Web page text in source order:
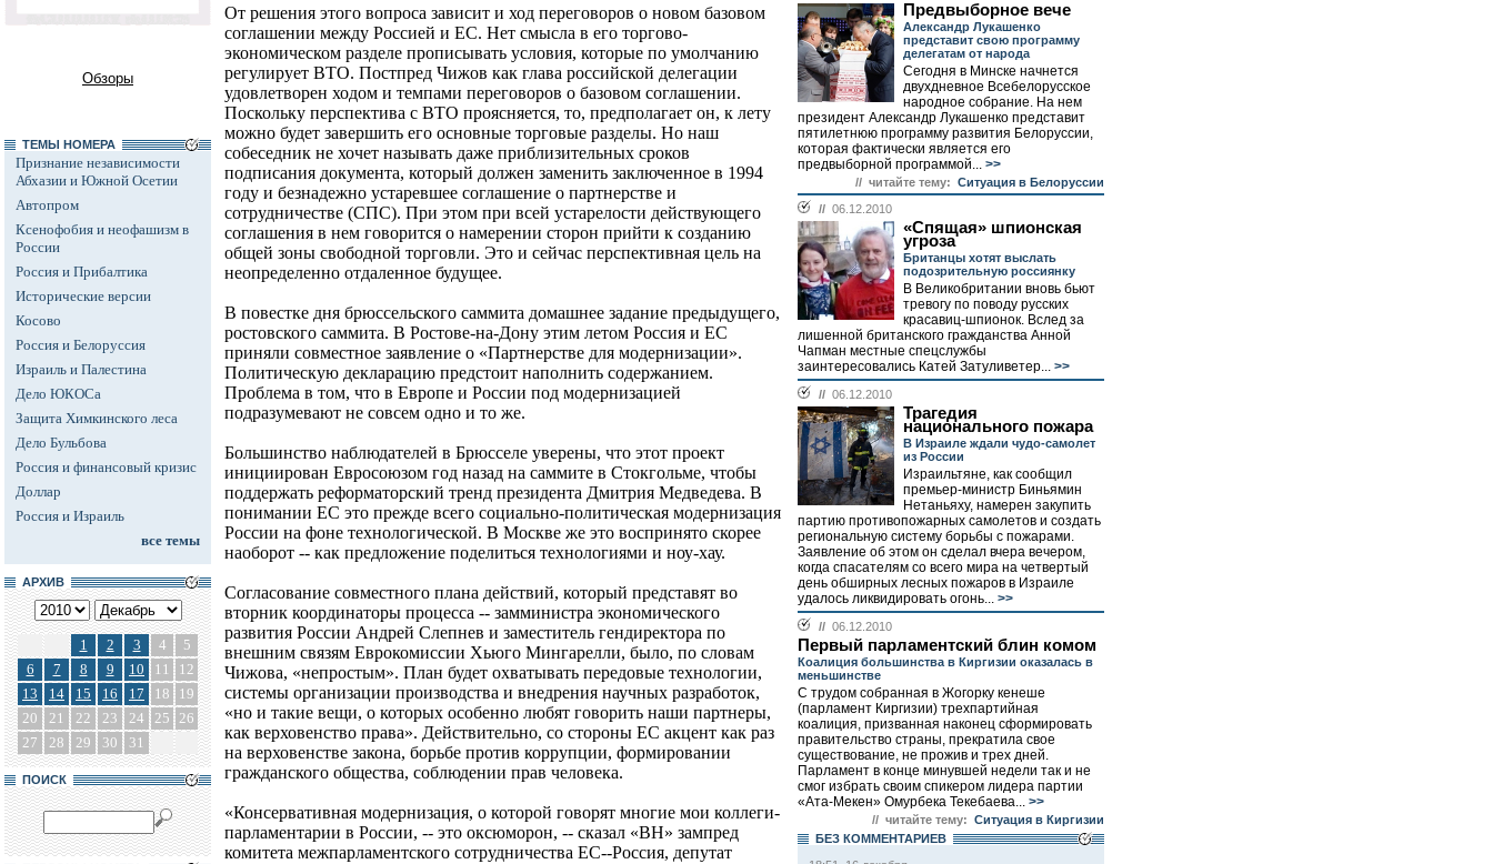
Обзоры
ТЕМЫ НОМЕРА
Признание независимости
Абхазии и Южной Осетии
Автопром
Ксенофобия и неофашизм в
России
Россия и Прибалтика
Исторические версии
Косово
Россия и Белоруссия
Израиль и Палестина
Дело ЮКОСа
Защита Химкинского леса
Дело Бульбова
Россия и финансовый кризис
Доллар
Россия и Израиль
все темы
АРХИВ
1 2 3 4
5
6
7 8 9 10 11
12
13
14 15 16 17 18
19
20
21 22 23 24 25 26
27
28 29 30 31
ПОИСК
От решения этого вопроса зависит и ход переговоров о новом базовом
соглашении между Россией и ЕС. Нет смысла в его торгово-
экономическом разделе прописывать условия, которые по умолчанию
регулирует ВТО. Постпред Чижов как глава российской делегации
удовлетворен ходом и темпами переговоров о базовом соглашении.
Поскольку перспектива с ВТО проясняется, то, предполагает он, к лету
можно будет завершить его основные торговые разделы. Но наш
собеседник не хочет называть даже приблизительных сроков
подписания документа, который должен заменить заключенное в 1994
году и безнадежно устаревшее соглашение о партнерстве и
сотрудничестве (СПС). При этом при всей устарелости действующего
соглашения в нем говорится о намерении сторон прийти к созданию
общей зоны свободной торговли. Это и сейчас перспективная цель на
неопределенно отдаленное будущее.
В повестке дня брюссельского саммита домашнее задание предыдущего,
ростовского саммита. В Ростове-на-Дону этим летом Россия и ЕС
приняли совместное заявление о «Партнерстве для модернизации».
Политическую декларацию предстоит наполнить содержанием.
Проблема в том, что в Европе и России под модернизацией
подразумевают не совсем одно и то же.
Большинство наблюдателей в Брюсселе уверены, что этот проект
инициирован Евросоюзом год назад на саммите в Стокгольме, чтобы
поддержать реформаторский тренд президента Дмитрия Медведева. В
понимании ЕС это прежде всего социально-политическая модернизация
России на фоне технологической. В Москве же это воспринято скорее
наоборот -- как предложение поделиться технологиями и ноу-хау.
Согласование совместного плана действий, который представят во
вторник координаторы процесса -- замминистра экономического
развития России Андрей Слепнев и заместитель гендиректора по
внешним связям Еврокомиссии Хьюго Мингарелли, было, по словам
Чижова, «непростым». План будет охватывать передовые технологии,
системы организации производства и внедрения научных разработок,
«но и такие вещи, о которых особенно любят говорить наши партнеры,
как верховенство права». Действительно, со стороны ЕС акцент как раз
на верховенстве закона, борьбе против коррупции, формировании
гражданского общества, соблюдении прав человека.
«Консервативная модернизация, о которой говорят многие мои коллеги-
парламентарии в России, -- это оксюморон, -- сказал «ВН» зампред
комитета межпарламентского сотрудничества ЕС--Россия, депутат
Предвыборное вече
Александр Лукашенко
представит свою программу
делегатам от народа
Сегодня в Минске начнется
двухдневное Всебелорусское
народное собрание. На нем
президент Александр Лукашенко представит
пятилетнюю программу развития Белоруссии,
которая фактически является его
предвыборной программой... >>
// читайте тему: Ситуация в Белоруссии
// 06.12.2010
«Спящая» шпионская
угроза
Британцы хотят выслать
подозрительную россиянку
В Великобритании вновь бьют
тревогу по поводу русских
красавиц-шпионок. Вслед за
лишенной британского гражданства Анной
Чапман местные спецслужбы
заинтересовались Катей Затуливетер... >>
// 06.12.2010
Трагедия
национального пожара
В Израиле ждали чудо-самолет
из России
Израильтяне, как сообщил
премьер-министр Биньямин
Нетаньяху, намерен закупить
партию противопожарных самолетов и создать
региональную систему борьбы с пожарами.
Заявление об этом он сделал вчера вечером,
когда спасателям со всего мира на четвертый
день обширных лесных пожаров в Израиле
удалось ликвидировать огонь... >>
// 06.12.2010
Первый парламентский блин комом
Коалиция большинства в Киргизии оказалась в
меньшинстве
С трудом собранная в Жогорку кенеше
(парламент Киргизии) трехпартийная
коалиция, призванная наконец сформировать
правительство страны, прекратила свое
существование, не прожив и трех дней.
Парламент в конце минувшей недели так и не
смог избрать своим спикером лидера партии
«Ата-Мекен» Омурбека Текебаева... >>
// читайте тему: Cитуация в Киргизии
БЕЗ КОМMЕНТАРИЕВ